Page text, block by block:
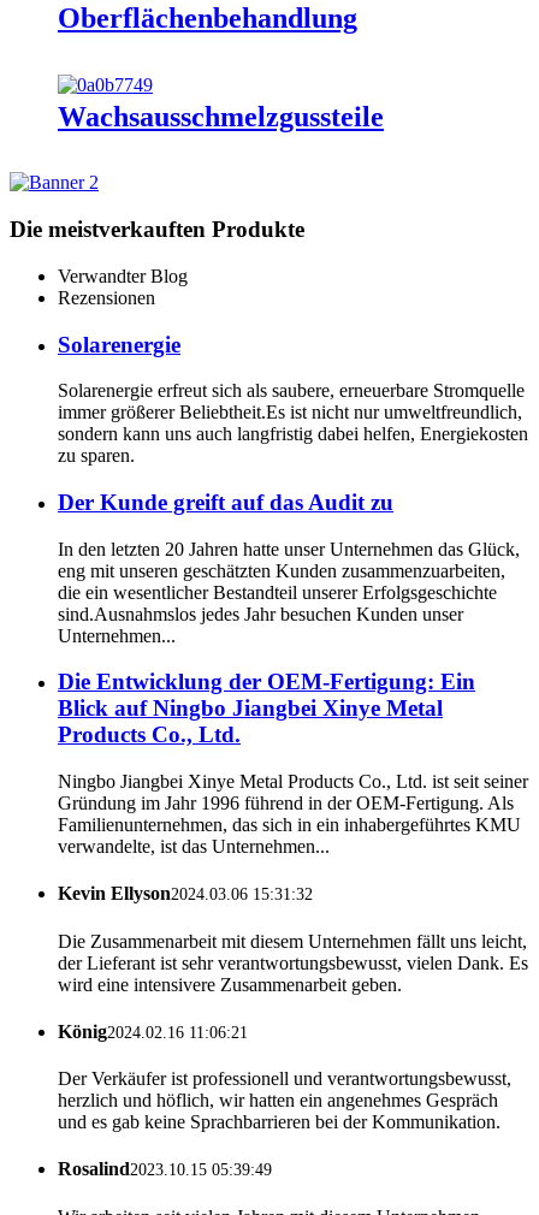
Oberflächenbehandlung
Wachsausschmelzgussteile
Die meistverkauften Produkte
Verwandter Blog
Rezensionen
Solarenergie
Solarenergie erfreut sich als saubere, erneuerbare Stromquelle
immer größerer Beliebtheit.Es ist nicht nur umweltfreundlich,
sondern kann uns auch langfristig dabei helfen, Energiekosten
zu sparen.
Der Kunde greift auf das Audit zu
In den letzten 20 Jahren hatte unser Unternehmen das Glück,
eng mit unseren geschätzten Kunden zusammenzuarbeiten,
die ein wesentlicher Bestandteil unserer Erfolgsgeschichte
sind.Ausnahmslos jedes Jahr besuchen Kunden unser
Unternehmen...
Die Entwicklung der OEM-Fertigung: Ein
Blick auf Ningbo Jiangbei Xinye Metal
Products Co., Ltd.
Ningbo Jiangbei Xinye Metal Products Co., Ltd. ist seit seiner
Gründung im Jahr 1996 führend in der OEM-Fertigung. Als
Familienunternehmen, das sich in ein inhabergeführtes KMU
verwandelte, ist das Unternehmen...
Kevin Ellyson2024.03.06 15:31:32
Die Zusammenarbeit mit diesem Unternehmen fällt uns leicht,
der Lieferant ist sehr verantwortungsbewusst, vielen Dank. Es
wird eine intensivere Zusammenarbeit geben.
König2024.02.16 11:06:21
Der Verkäufer ist professionell und verantwortungsbewusst,
herzlich und höflich, wir hatten ein angenehmes Gespräch
und es gab keine Sprachbarrieren bei der Kommunikation.
Rosalind2023.10.15 05:39:49